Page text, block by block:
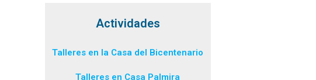
Actividades
Talleres en la Casa del Bicentenario
Talleres en Casa Palmira